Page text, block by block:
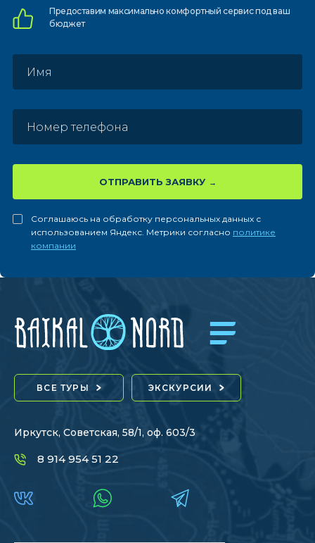
Предоставим максимально комфортныйсервис под ваш
бюджет
ОТПРАВИТЬ ЗАЯВКУ
Соглашаюсь на обработку персональных данных с
использованием Яндекс. Метрики согласно политике
компании
ВСЕ ТУРЫ ЭКСКУРСИИ
Иркутск, Советская, 58/1, оф. 603/3
8 914 954 51 22